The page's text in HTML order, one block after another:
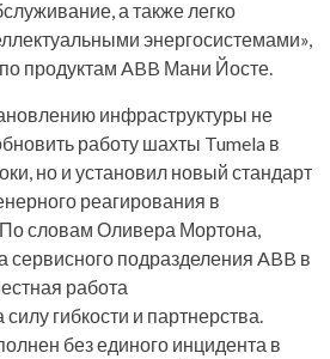
а также легко
энергосистемами»,
продуктам ABB Мани Йосте.
инфраструктуры не
работу шахты Tumela в
но и установил новый стандарт
реагирования в
словам Оливера Мортона,
сервисного подразделения ABB в
работа
гибкости и партнерства.
без единого инцидента в